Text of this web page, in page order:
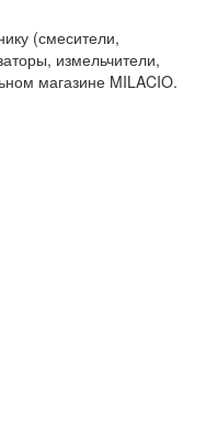
(смесители,
измельчители,
магазине MILACIO.